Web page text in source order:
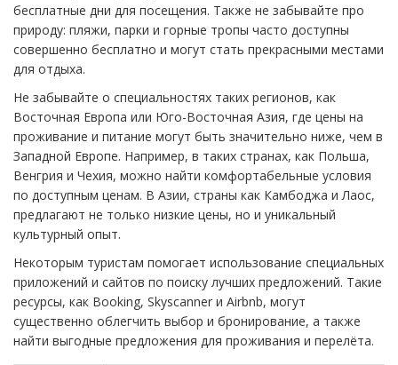
бесплатные дни для посещения. Также не забывайте про
природу: пляжи, парки и горные тропы часто доступны
совершенно бесплатно и могут стать прекрасными местами
для отдыха.
Не забывайте о специальностях таких регионов, как
Восточная Европа или Юго-Восточная Азия, где цены на
проживание и питание могут быть значительно ниже, чем в
Западной Европе. Например, в таких странах, как Польша,
Венгрия и Чехия, можно найти комфортабельные условия
по доступным ценам. В Азии, страны как Камбоджа и Лаос,
предлагают не только низкие цены, но и уникальный
культурный опыт.
Некоторым туристам помогает использование специальных
приложений и сайтов по поиску лучших предложений. Такие
ресурсы, как Booking, Skyscanner и Airbnb, могут
существенно облегчить выбор и бронирование, а также
найти выгодные предложения для проживания и перелёта.